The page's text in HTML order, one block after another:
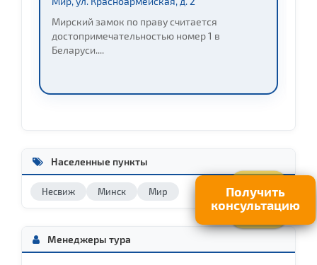
Получить
консультацию
Мирский замок по праву считается
достопримечательностью номер 1 в
Беларуси....
Населенные пункты
Несвиж Минск Мир
Менеджеры тура